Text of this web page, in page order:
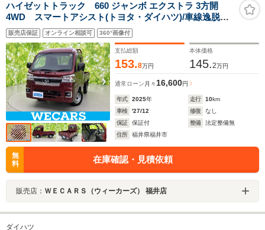
ハイゼットトラック 660 ジャンボ エクストラ 3方開
4WD スマートアシスト(トヨタ・ダイハツ)/車線逸脱防
止支援システム/届出済未使用車/ヘッドランプ LED/EBD
付ABS/横滑り防止装置/エアバッグ 運転席/エアバッグ 助
手席
販売店保証 オンライン相談可 360°画像付
支払総額
153.8万円
本体価格
145.2万円
通常ローン 月々 16,600円
年式 2025年 走行 10km
車検
'27/12 修復
なし
保証
保証付 整備
法定整備無
住所
福井県福井市
無
料
在庫確認・見積依頼
販売店： ＷＥＣＡＲＳ（ウィーカーズ） 福井店
ダイハツ